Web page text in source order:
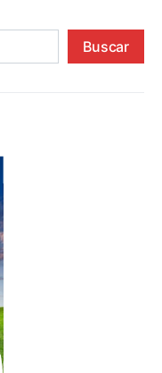
Buscar